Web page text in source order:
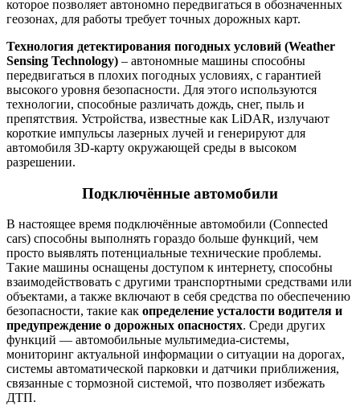
которое позволяет автономно передвигаться в обозначенных
геозонах, для работы требует точных дорожных карт.
Технология детектирования погодных условий (Weather
Sensing Technology) – автономные машины способны
передвигаться в плохих погодных условиях, с гарантией
высокого уровня безопасности. Для этого используются
технологии, способные различать дождь, снег, пыль и
препятствия. Устройства, известные как LiDAR, излучают
короткие импульсы лазерных лучей и генерируют для
автомобиля 3D-карту окружающей среды в высоком
разрешении.
Подключённые автомобили
В настоящее время подключённые автомобили (Connected
cars) способны выполнять гораздо больше функций, чем
просто выявлять потенциальные технические проблемы.
Такие машины оснащены доступом к интернету, способны
взаимодействовать с другими транспортными средствами или
объектами, а также включают в себя средства по обеспечению
безопасности, такие как определение усталости водителя и
предупреждение о дорожных опасностях. Среди других
функций — автомобильные мультимедиа-системы,
мониторинг актуальной информации о ситуации на дорогах,
системы автоматической парковки и датчики приближения,
связанные с тормозной системой, что позволяет избежать
ДТП.